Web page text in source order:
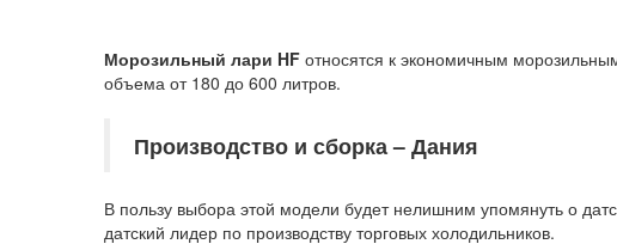
Морозильный лари HF относятся к экономичным
объема от 180 до 600 литров.
Производство и сборка– Дания
В пользу выбора этой модели будет нелишним упомянуть о
датский лидер по производству торговых холодильников.